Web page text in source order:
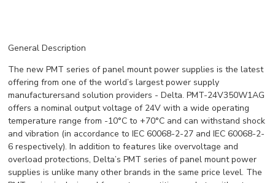
General Description
The new PMT series of panel mount power supplies is the latest
offering from one of the world’s largest power supply
manufacturersand solution providers - Delta. PMT-24V350W1AG
offers a nominal output voltage of 24V with a wide operating
temperature range from -10°C to +70°C and can withstand shock
and vibration (in accordance to IEC 60068-2-27 and IEC 60068-2-
6 respectively). In addition to features like overvoltage and
overload protections, Delta’s PMT series of panel mount power
supplies is unlike many other brands in the same price level. The